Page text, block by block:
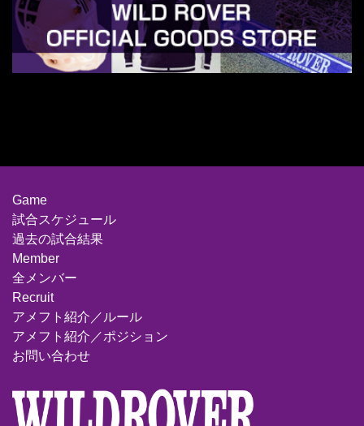
Game
試合スケジュール
過去の試合結果
Member
全メンバー
Recruit
アメフト紹介／ルール
アメフト紹介／ポジション
お問い合わせ